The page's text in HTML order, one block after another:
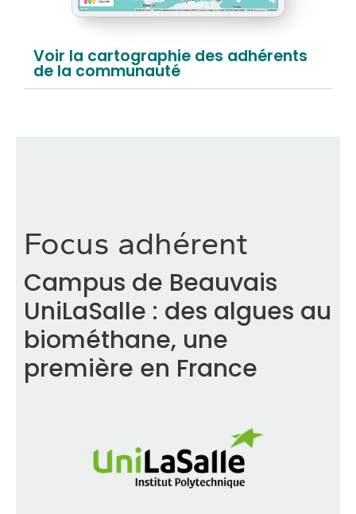
Voir la cartographie des adhérents
de la communauté
Focus adhérent
Campus de Beauvais
UniLaSalle : des algues au
biométhane, une
première en France